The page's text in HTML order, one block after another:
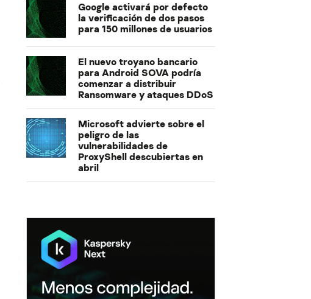
Google activará por defecto
la verificación de dos pasos
para 150 millones de usuarios
El nuevo troyano bancario
para Android SOVA podría
comenzar a distribuir
Ransomware y ataques DDoS
Microsoft advierte sobre el
peligro de las
vulnerabilidades de
ProxyShell descubiertas en
abril